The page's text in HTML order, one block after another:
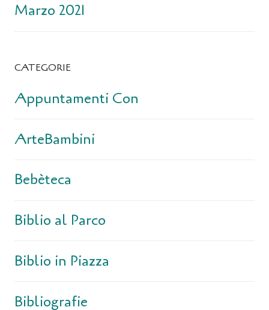
Marzo 2021
CATEGORIE
Appuntamenti Con
ArteBambini
Bebèteca
Biblio al Parco
Biblio in Piazza
Bibliografie